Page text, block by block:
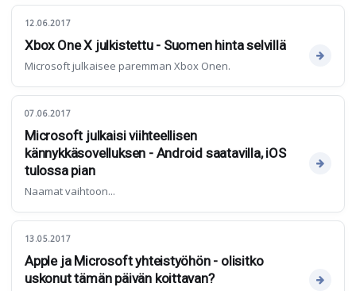
12.06.2017
Xbox One X julkistettu - Suomen hinta selvillä
Microsoft julkaisee paremman Xbox Onen.
07.06.2017
Microsoft julkaisi viihteellisen
kännykkäsovelluksen - Android saatavilla, iOS
tulossa pian
Naamat vaihtoon...
13.05.2017
Apple ja Microsoft yhteistyöhön - olisitko
uskonut tämän päivän koittavan?